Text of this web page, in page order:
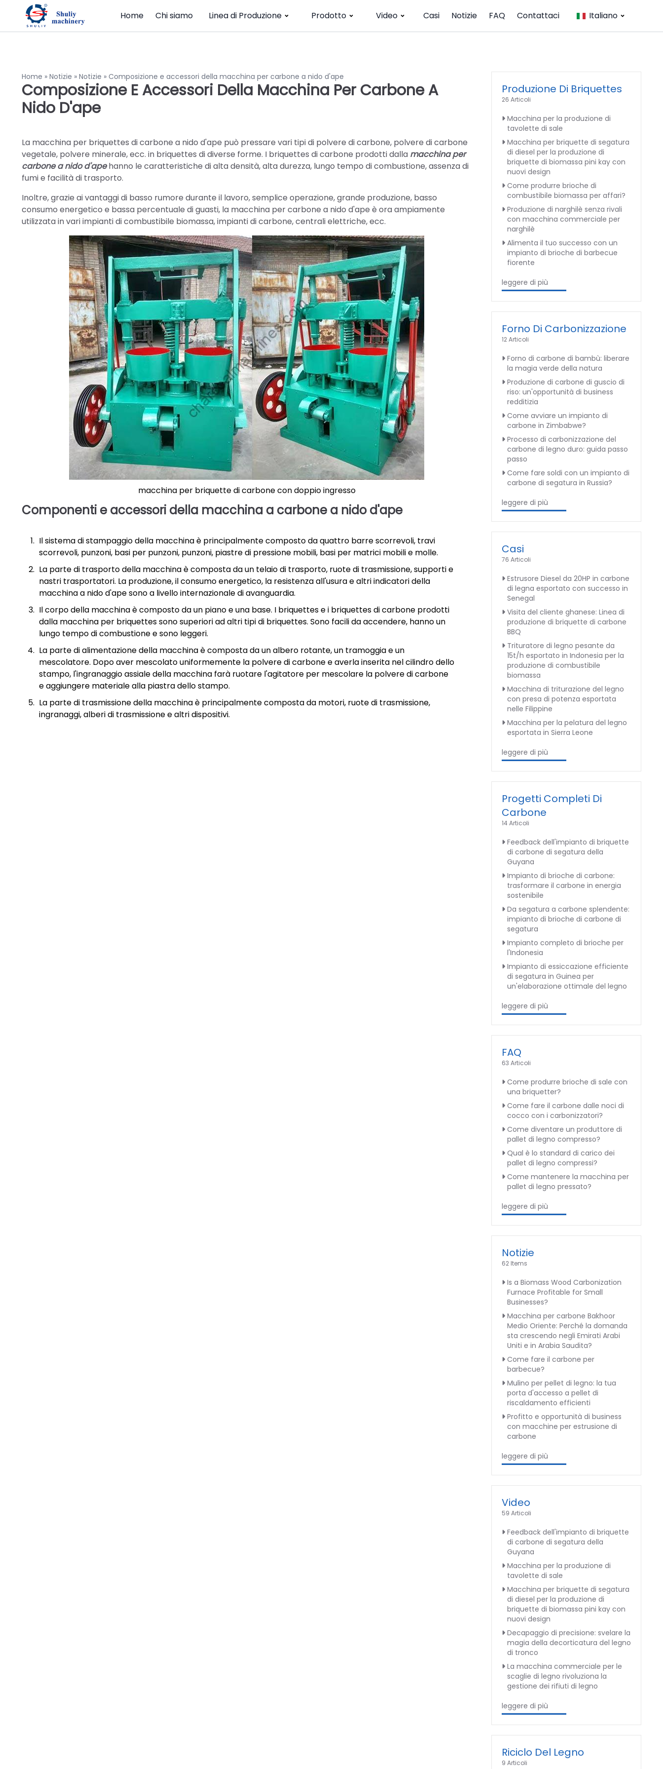
Home Chi siamo Linea di Produzione Prodotto Video Casi Notizie FAQ Contattaci Italiano
Home » Notizie » Notizie » Composizione e accessori della macchina per carbone a nido d'ape
Composizione E Accessori Della Macchina Per Carbone A
Nido D'ape
La macchina per briquettes di carbone a nido d'ape può pressare vari tipi di polvere di carbone, polvere di carbone
vegetale, polvere minerale, ecc. in briquettes di diverse forme. I briquettes di carbone prodotti dalla macchina per
carbone a nido d'apehanno le caratteristiche di alta densità, alta durezza, lungo tempo di combustione, assenza di
fumi e facilità di trasporto.
Inoltre, grazie ai vantaggi di basso rumore durante il lavoro, semplice operazione, grande produzione, basso
consumo energetico e bassa percentuale di guasti, la macchina per carbone a nido d'ape è ora ampiamente
utilizzata in vari impianti di combustibile biomassa, impianti di carbone, centrali elettriche, ecc.
macchina per briquette di carbone con doppio ingresso
Componenti e accessori della macchina a carbone a nido d'ape
Il sistema di stampaggio della macchina è principalmente composto da quattro barre scorrevoli, travi
scorrevoli, punzoni, basi per punzoni, punzoni, piastre di pressione mobili, basi per matrici mobili e molle.
La parte di trasporto della macchina è composta da un telaio di trasporto, ruote di trasmissione, supporti e
nastri trasportatori. La produzione, il consumo energetico, la resistenza all'usura e altri indicatori della
macchina a nido d'ape sono a livello internazionale di avanguardia.
Il corpo della macchina è composto da un piano e una base. I briquettes e i briquettes di carbone prodotti
dalla macchina per briquettes sono superiori ad altri tipi di briquettes. Sono facili da accendere, hanno un
lungo tempo di combustione e sono leggeri.
La parte di alimentazione della macchina è composta da un albero rotante, un tramoggia e un
mescolatore. Dopo aver mescolato uniformemente la polvere di carbone e averla inserita nel cilindro dello
stampo, l'ingranaggio assiale della macchina farà ruotare l'agitatore per mescolare la polvere di carbone
e aggiungere materiale alla piastra dello stampo.
La parte di trasmissione della macchina è principalmente composta da motori, ruote di trasmissione,
ingranaggi, alberi di trasmissione e altri dispositivi.
Produzione Di Briquettes
26 Articoli
Macchina per la produzione di
tavolette di sale
Macchina per briquette di segatura
di diesel per la produzione di
briquette di biomassa pini kay con
nuovi design
Come produrre brioche di
combustibile biomassa per affari?
Produzione di narghilè senza rivali
con macchina commerciale per
narghilè
Alimenta il tuo successo con un
impianto di brioche di barbecue
fiorente
leggere di più
Forno Di Carbonizzazione
12 Articoli
Forno di carbone di bambù: liberare
la magia verde della natura
Produzione di carbone di guscio di
riso: un'opportunità di business
redditizia
Come avviare un impianto di
carbone in Zimbabwe?
Processo di carbonizzazione del
carbone di legno duro: guida passo
passo
Come fare soldi con un impianto di
carbone di segatura in Russia?
leggere di più
Casi
76 Articoli
Estrusore Diesel da 20HP in carbone
di legna esportato con successo in
Senegal
Visita del cliente ghanese: Linea di
produzione di briquette di carbone
BBQ
Trituratore di legno pesante da
15t/h esportato in Indonesia per la
produzione di combustibile
biomassa
Macchina di triturazione del legno
con presa di potenza esportata
nelle Filippine
Macchina per la pelatura del legno
esportata in Sierra Leone
leggere di più
Progetti Completi Di
Carbone
14 Articoli
Feedback dell'impianto di briquette
di carbone di segatura della
Guyana
Impianto di brioche di carbone:
trasformare il carbone in energia
sostenibile
Da segatura a carbone splendente:
impianto di brioche di carbone di
segatura
Impianto completo di brioche per
l'Indonesia
Impianto di essiccazione efficiente
di segatura in Guinea per
un'elaborazione ottimale del legno
leggere di più
FAQ
63 Articoli
Come produrre brioche di sale con
una briquetter?
Come fare il carbone dalle noci di
cocco con i carbonizzatori?
Come diventare un produttore di
pallet di legno compresso?
Qual è lo standard di carico dei
pallet di legno compressi?
Come mantenere la macchina per
pallet di legno pressato?
leggere di più
Notizie
62 Items
Is a Biomass Wood Carbonization
Furnace Profitable for Small
Businesses?
Macchina per carbone Bakhoor
Medio Oriente: Perché la domanda
sta crescendo negli Emirati Arabi
Uniti e in Arabia Saudita?
Come fare il carbone per
barbecue?
Mulino per pellet di legno: la tua
porta d'accesso a pellet di
riscaldamento efficienti
Profitto e opportunità di business
con macchine per estrusione di
carbone
leggere di più
Video
59 Articoli
Feedback dell'impianto di briquette
di carbone di segatura della
Guyana
Macchina per la produzione di
tavolette di sale
Macchina per briquette di segatura
di diesel per la produzione di
briquette di biomassa pini kay con
nuovi design
Decapaggio di precisione: svelare la
magia della decorticatura del legno
di tronco
La macchina commerciale per le
scaglie di legno rivoluziona la
gestione dei rifiuti di legno
leggere di più
Riciclo Del Legno
9 Articoli